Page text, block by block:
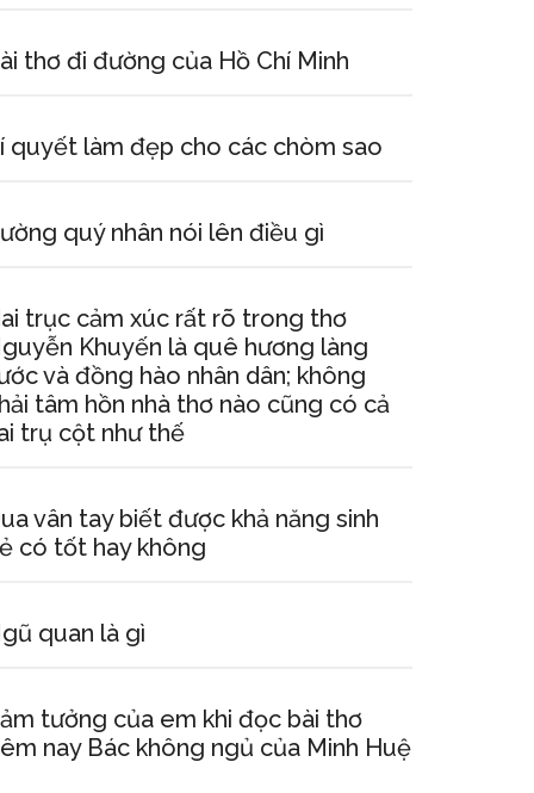
thơ đi đường của Hồ Chí Minh
quyết làm đẹp cho các chòm sao
quý nhân nói lên điều gì
trục cảm xúc rất rõ trong thơ
Khuyến là quê hương làng
và đồng hào nhân dân; không
tâm hồn nhà thơ nào cũng có cả
trụ cột như thế
vân tay biết được khả năng sinh
có tốt hay không
quan là gì
tưởng của em khi đọc bài thơ
nay Bác không ngủ của Minh Huệ